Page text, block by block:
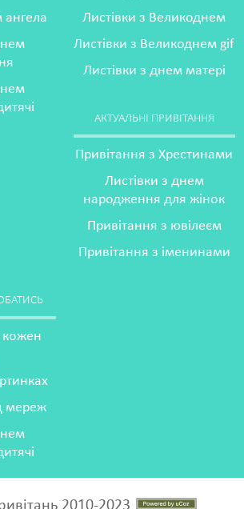
ангела
Листівки з Великоднем
Листівки з Великоднем gif
Листівки з днем матері
АКТУАЛЬНІ ПРИВІТАННЯ
Привітання з Хрестинами
Листівки з днем
народження для жінок
Привітання з ювілеєм
Привітання з іменинами
мереж
2010-2023